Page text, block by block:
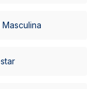
Masculina